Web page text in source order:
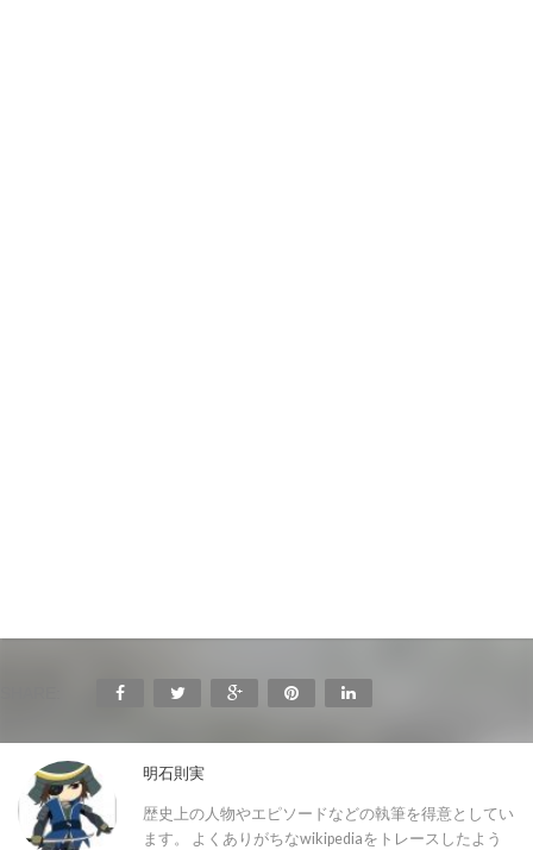
明石則実
歴史上の人物やエピソードなどの執筆を得意としてい
ます。 よくありがちなwikipediaをトレースしたよう